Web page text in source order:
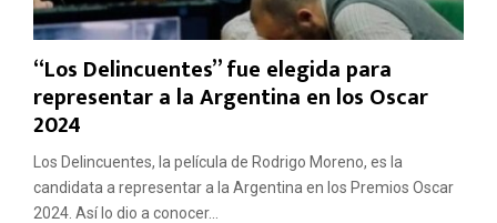
“Los Delincuentes” fue elegida para
representar a la Argentina en los Oscar
2024
Los Delincuentes, la película de Rodrigo Moreno, es la
candidata a representar a la Argentina en los Premios Oscar
2024. Así lo dio a conocer...